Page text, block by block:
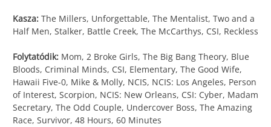
Kasza: The Millers, Unforgettable, The Mentalist, Two and a
Half Men, Stalker, Battle Creek, The McCarthys, CSI, Reckless
Folytatódik: Mom, 2 Broke Girls, The Big Bang Theory, Blue
Bloods, Criminal Minds, CSI, Elementary, The Good Wife,
Hawaii Five-0, Mike & Molly, NCIS, NCIS: Los Angeles, Person
of Interest, Scorpion, NCIS: New Orleans, CSI: Cyber, Madam
Secretary, The Odd Couple, Undercover Boss, The Amazing
Race, Survivor, 48 Hours, 60 Minutes